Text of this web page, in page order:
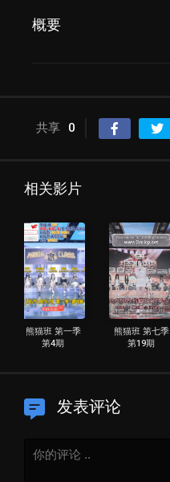
概要
共享 0
相关影片
熊猫班 第一季
第4期
熊猫班 第七季
第19期
发表评论